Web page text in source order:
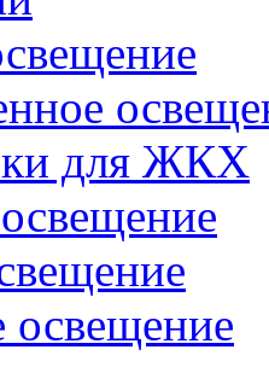
для ЖКХ
освещение